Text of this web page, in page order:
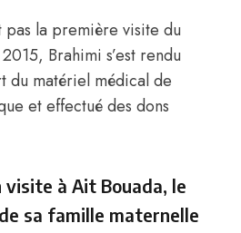
pas la première visite du
Brahimi s’est rendu
du matériel médical de
et effectué des dons
visite à Ait Bouada, le
sa famille maternelle